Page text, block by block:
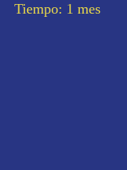
Tiempo: 1 mes